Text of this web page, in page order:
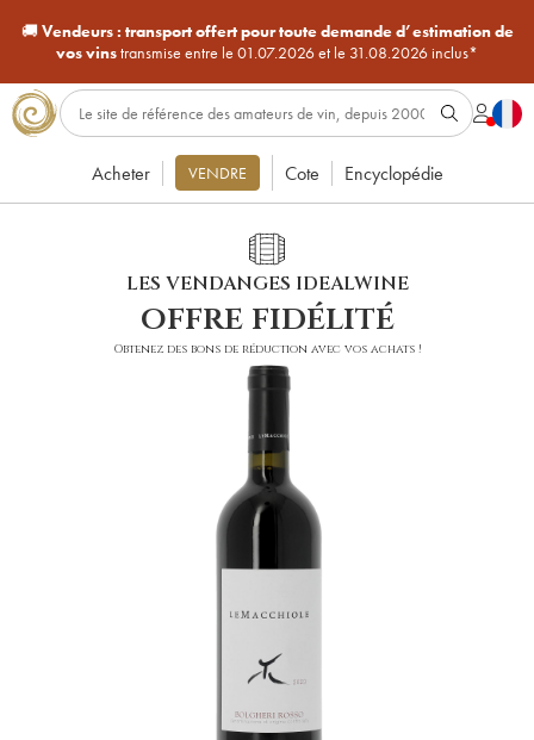
🚚Vendeurs : transport offert pour toute demande d’estimation de
vos vinstransmise entre le 01.07.2026 et le 31.08.2026 inclus*
Acheter VENDRE Cote Encyclopédie
LES VENDANGES IDEALWINE
offre fidélité
Obtenez des bons de réduction avec vos achats !